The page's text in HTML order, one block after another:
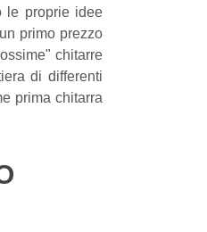
le proprie idee
primo prezzo
chitarre
di differenti
prima chitarra